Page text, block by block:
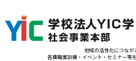
地域の活性化につなが
各種職業訓練・イベント・セミナー等